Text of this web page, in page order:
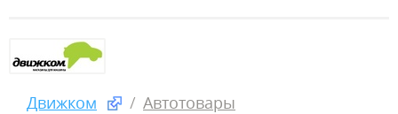
Движком Автотовары